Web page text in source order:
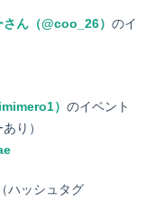
さん（@coo_26） のイ
） のイベント
り）
ハッシュタグ